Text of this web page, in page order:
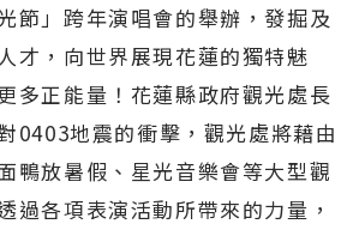
節」跨年演唱會的舉辦，發掘及
才，向世界展現花蓮的獨特魅
多正能量！花蓮縣政府觀光處長
0403地震的衝擊，觀光處將藉由
鴨放暑假、星光音樂會等大型觀
過各項表演活動所帶來的力量，